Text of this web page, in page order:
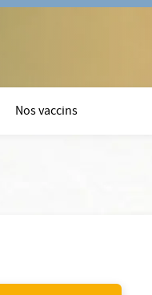
Nos vaccins